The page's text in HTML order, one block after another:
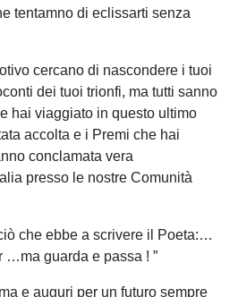
tentamno di eclissarti senza
cercano di nascondere i tuoi
dei tuoi trionfi, ma tutti sanno
hai viaggiato in questo ultimo
accolta e i Premi che hai
conclamata vera
presso le nostre Comunità
che ebbe a scrivere il Poeta:…
…ma guarda e passa ! ”
e auguri per un futuro sempre